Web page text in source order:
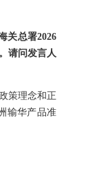
关总署2026
请问发言人
策理念和正
输华产品准